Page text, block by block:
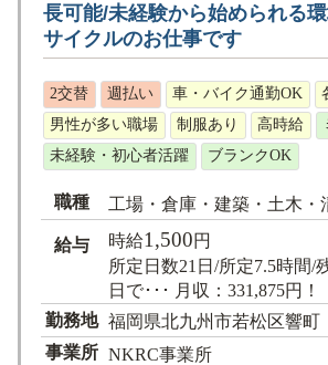
長可能/未経験から始められる
サイクルのお仕事です
2交替 週払い 車・バイク通勤OK
男性が多い職場
制服あり 高時給
未経験・初心者活躍
ブランクOK
職種 工場・倉庫・建築・土木・
給与 時給1,500円
所定日数21日/所定7.5時間/
日で･･･ 月収：331,875円！
勤務地 福岡県北九州市若松区響町
事業所 NKRC事業所